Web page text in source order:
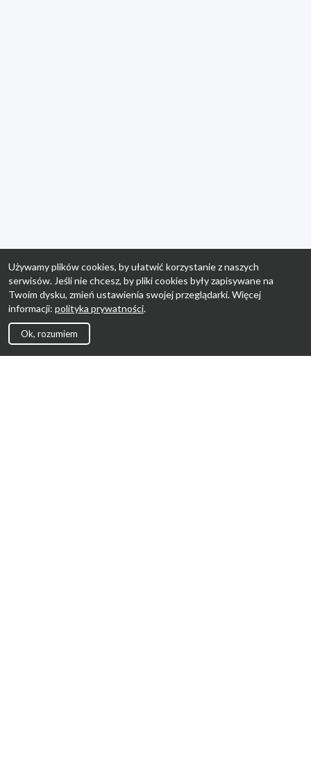
Używamy plików cookies, by ułatwić korzystanie z naszych
serwisów. Jeśli nie chcesz, by pliki cookies były zapisywane na
Twoim dysku, zmień ustawienia swojej przeglądarki. Więcej
informacji: polityka prywatności.
Ok, rozumiem